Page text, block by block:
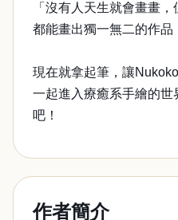
「沒有人天生就會畫畫
都能畫出獨一無二的作品
現在就拿起筆，讓
一起進入療癒系手繪的
吧！
作者簡介